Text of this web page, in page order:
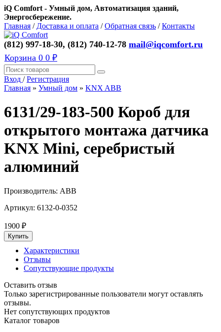
iQ Comfort - Умный дом, Автоматизация зданий,
Энергосбережение.
Главная / Доставка и оплата /Обратная связь /Контакты
(812) 997-18-30, (812) 740-12-78 mail@iqcomfort.ru
Корзина 0 0 ₽
Вход /Регистрация
Главная » Умный дом » KNX ABB
6131/29-183-500 Короб для
открытого монтажа датчика
KNX Mini, серебристый
алюминий
Производитель: ABB
Артикул: 6132-0-0352
1900 ₽
Характеристики
Отзывы
Сопутствующие продукты
Оставить отзыв
Только зарегистрированные пользователи могут оставлять
отзывы.
Нет сопутствующих продуктов
Каталог товаров